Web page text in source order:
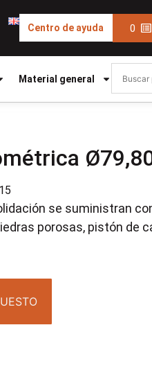
Centro de ayuda 0
Material general
se suministran
porosas, pistón de